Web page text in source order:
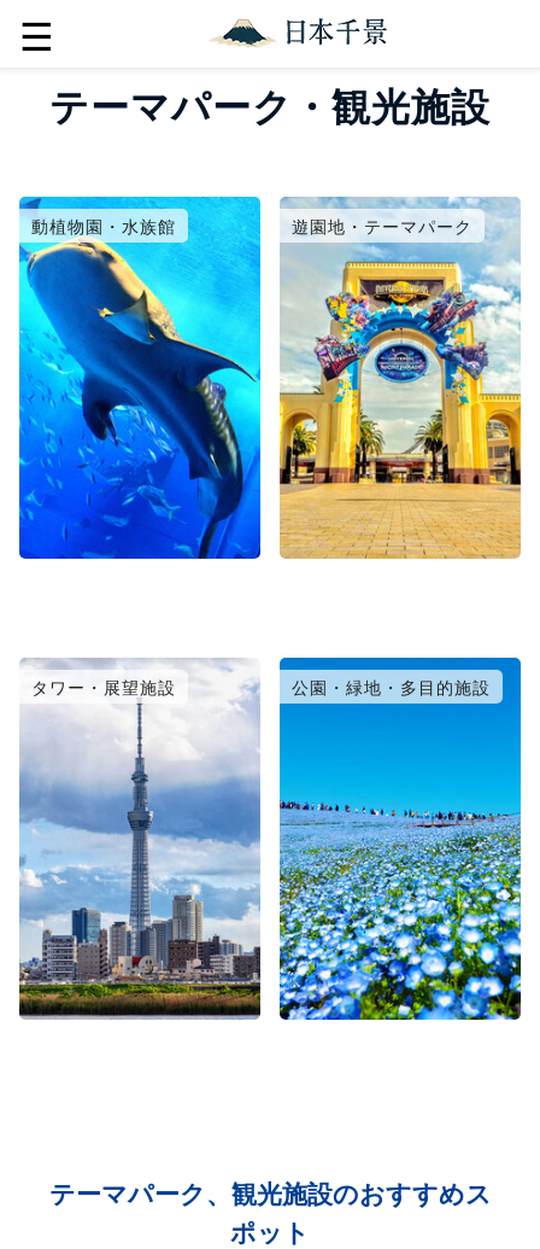
☰
テーマパーク・観光施設
動植物園・水族館 遊園地・テーマパーク
タワー・展望施設 公園・緑地・多目的施設
テーマパーク、観光施設のおすすめス
ポット